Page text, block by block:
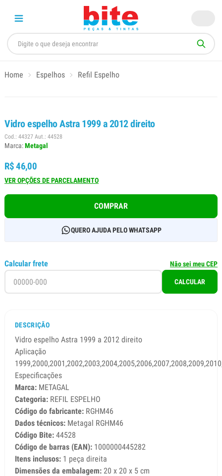
Home Espelhos Refil Espelho
Vidro espelho Astra 1999 a 2012 direito
Cod.: 44327 Aut.: 44528
Marca:Metagal
R$ 46,00
VER OPÇÕES DE PARCELAMENTO
COMPRAR
QUERO AJUDA PELO WHATSAPP
Calcular frete Não sei meu CEP
CALCULAR
DESCRIÇÃO
Vidro espelho Astra 1999 a 2012 direito
Aplicação
Especificações
Marca: METAGAL
Categoria: REFIL ESPELHO
Código do fabricante: RGHM46
Dados técnicos: Metagal RGHM46
Código Bite: 44528
Código de barras (EAN): 1000000445282
Itens inclusos: 1 peça direita
Dimensões da embalagem: 20 x 20 x 5 cm